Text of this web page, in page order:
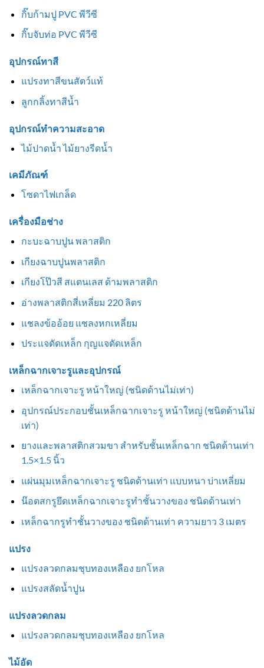
กิ๊บก้ามปู PVC พีวีซี
กิ๊บจับท่อ PVC พีวีซี
อุปกรณ์ทาสี
แปรงทาสีขนสัตว์แท้
ลูกกลิ้งทาสีน้ำ
อุปกรณ์ทำความสะอาด
ไม้ปาดน้ำ ไม้ยางรีดน้ำ
เคมีภัณฑ์
โซดาไฟเกล็ด
เครื่องมือช่าง
กะบะฉาบปูน พลาสติก
เกียงฉาบปูนพลาสติก
เกียงโป๊วสี สแตนเลส ด้ามพลาสติก
อ่างพลาสติกสี่เหลี่ยม 220 ลิตร
แชลงข้ออ้อย แชลงหกเหลี่ยม
ประแจดัดเหล็ก กุญแจดัดเหล็ก
เหล็กฉากเจาะรูและอุปกรณ์
เหล็กฉากเจาะรู หน้าใหญ่ (ชนิดด้านไม่เท่า)
อุปกรณ์ประกอบชั้นเหล็กฉากเจาะรู หน้าใหญ่ (ชนิดด้านไม่
เท่า)
ยางและพลาสติกสวมขา สำหรับชั้นเหล็กฉาก ชนิดด้านเท่า
1.5×1.5 นิ้ว
แผ่นมุมเหล็กฉากเจาะรู ชนิดด้านเท่า แบบหนา บ่าเหลี่ยม
น๊อตสกรูยึดเหล็กฉากเจาะรูทำชั้นวางของ ชนิดด้านเท่า
เหล็กฉากรูทำชั้นวางของ ชนิดด้านเท่า ความยาว 3 เมตร
แปรง
แปรงลวดกลมชุบทองเหลือง ยกโหล
แปรงสลัดน้ำปูน
แปรงลวดกลม
แปรงลวดกลมชุบทองเหลือง ยกโหล
ไม้อัด